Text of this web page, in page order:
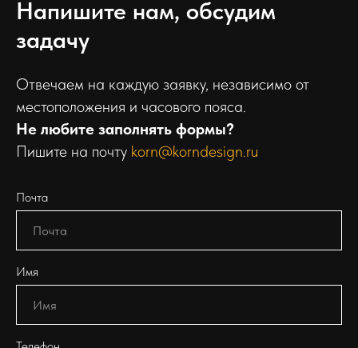
Напишите нам, обсудим
задачу
Отвечаем на каждую заявку, независимо от
местоположения и часового пояса.
Не любите заполнять формы?
Пишите на почту korn@korndesign.ru
Почта
Имя